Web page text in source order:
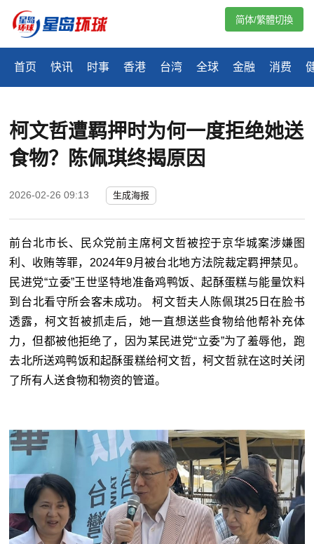
首页 快讯 时事 香港 台湾 全球 金融 消费
简体/繁體切換
柯文哲遭羁押时为何一度拒绝她送
食物？陈佩琪终揭原因
2026-02-26 09:13 生成海报
前台北市长、民众党前主席柯文哲被控于京华城案涉嫌图
利、收贿等罪，2024年9月被台北地方法院裁定羁押禁见。
民进党“立委”王世坚特地准备鸡鸭饭、起酥蛋糕与能量饮料
到台北看守所会客未成功。 柯文哲夫人陈佩琪25日在脸书
透露，柯文哲被抓走后，她一直想送些食物给他帮补充体
力，但都被他拒绝了，因为某民进党“立委”为了羞辱他，跑
去北所送鸡鸭饭和起酥蛋糕给柯文哲，柯文哲就在这时关闭
了所有人送食物和物资的管道。